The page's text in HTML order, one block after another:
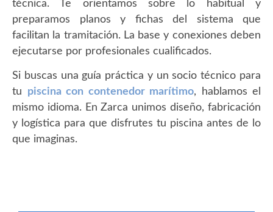
técnica. Te orientamos sobre lo habitual y
preparamos planos y fichas del sistema que
facilitan la tramitación. La base y conexiones deben
ejecutarse por profesionales cualificados.
Si buscas una guía práctica y un socio técnico para
tu piscina con contenedor marítimo, hablamos el
mismo idioma. En Zarca unimos diseño, fabricación
y logística para que disfrutes tu piscina antes de lo
que imaginas.